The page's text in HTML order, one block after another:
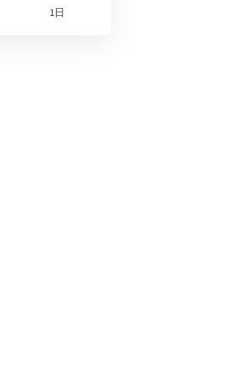
1日